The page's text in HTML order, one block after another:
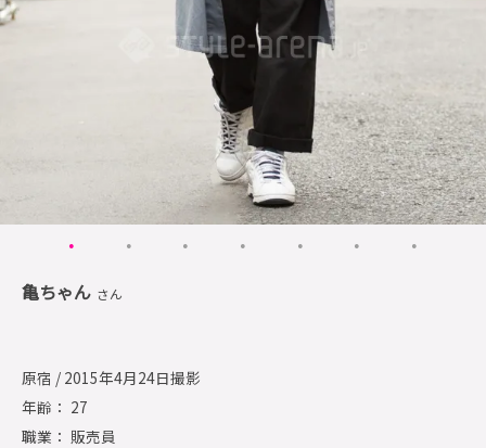
亀ちゃん さん
原宿 / 2015年4月24日撮影
年齢： 27
職業： 販売員